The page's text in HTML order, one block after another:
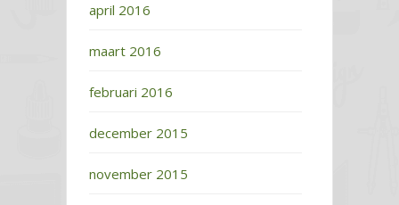
april 2016
maart 2016
februari 2016
december 2015
november 2015